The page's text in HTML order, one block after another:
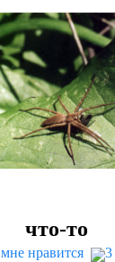
что-то
мне нравится 3